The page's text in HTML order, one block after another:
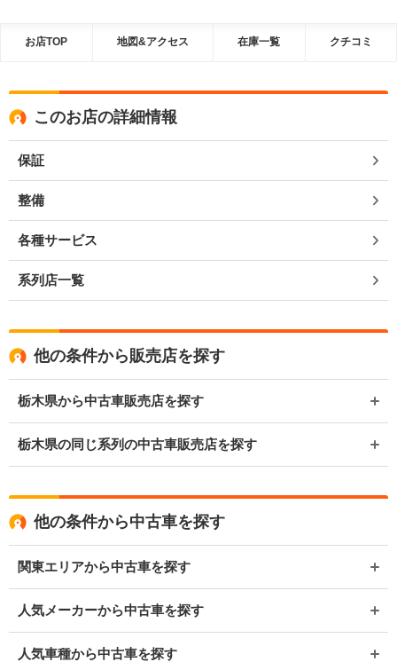
お店TOP 地図&アクセス 在庫一覧 クチコミ
このお店の詳細情報
保証
整備
各種サービス
系列店一覧
他の条件から販売店を探す
栃木県から中古車販売店を探す
栃木県の同じ系列の中古車販売店を探す
他の条件から中古車を探す
関東エリアから中古車を探す
人気メーカーから中古車を探す
人気車種から中古車を探す